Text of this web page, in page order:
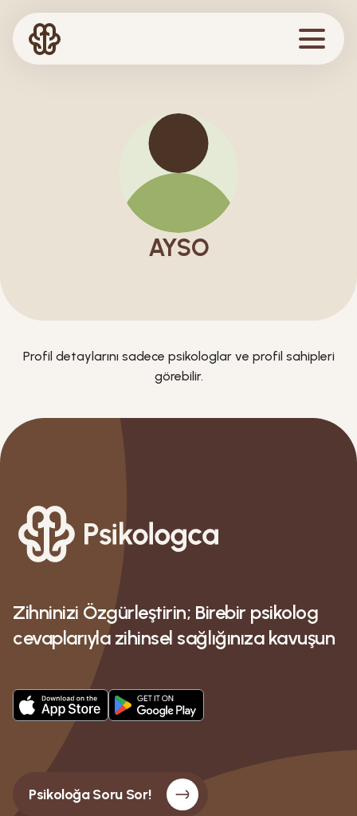
AYSO
Profil detaylarını sadece psikologlar ve profil sahipleri
görebilir.
Zihninizi Özgürleştirin; Birebir psikolog
cevaplarıyla zihinsel sağlığınıza kavuşun
Psikoloğa Soru Sor!